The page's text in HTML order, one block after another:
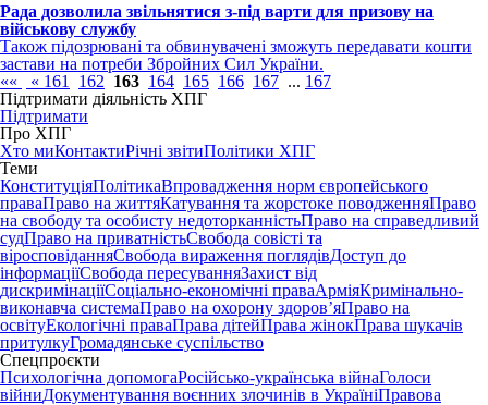
Рада дозволила звільнятися з-під варти для призову на
військову службу
Також підозрювані та обвинувачені зможуть передавати кошти
застави на потреби Збройних Сил України.
««
« 161 162 163 164 165 166 167 ... 167
Підтримати діяльність ХПГ
Підтримати
Про ХПГ
Хто миКонтактиРічні звітиПолітики ХПГ
Теми
КонституціяПолітикаВпровадження норм європейського
праваПраво на життяКатування та жорстоке поводженняПраво
на свободу та особисту недоторканністьПраво на справедливий
судПраво на приватністьСвобода совісті та
віросповіданняСвобода вираження поглядівДоступ до
інформаціїСвобода пересуванняЗахист від
дискримінаціїСоціально-економічні праваАрміяКримінально-
виконавча системаПраво на охорону здоров’яПраво на
освітуЕкологічні праваПрава дітейПрава жінокПрава шукачів
притулкуГромадянське суспільство
Спецпроєкти
Психологічна допомогаРосійсько-українська війнаГолоси
війниДокументування воєнних злочинів в УкраїніПравова